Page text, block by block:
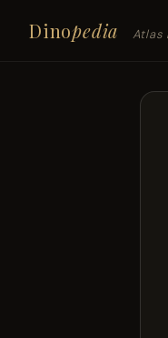
Dinopedia Atlas